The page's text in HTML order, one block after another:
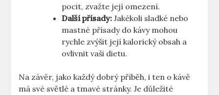
pocit, zvažte její omezení.
Další přísady: Jakékoli sladké nebo
mastné přísady do kávy mohou
rychle zvýšit její kalorický obsah a
ovlivnit vaši dietu.
Na závěr, jako každý dobrý příběh, i ten o kávě
má své světlé a tmavé stránky. Je důležité